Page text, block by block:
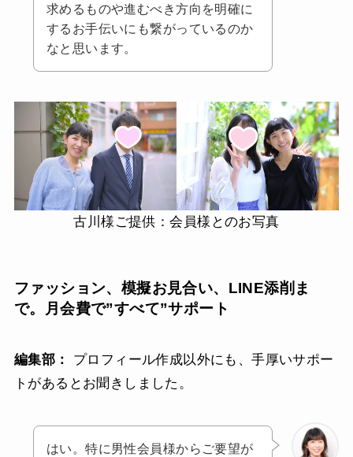
求めるものや進むべき方向を明確に
するお手伝いにも繋がっているのか
なと思います。
古川様ご提供：会員様とのお写真
ファッション、模擬お見合い、LINE添削ま
で。月会費で”すべて”サポート
編集部：
プロフィール作成以外にも、手厚いサポー
トがあるとお聞きしました。
はい。特に男性会員様からご要望が